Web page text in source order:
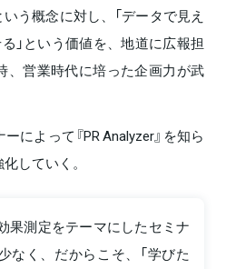
う概念に対し、「データで見え
る」という価値を、地道に広報担
、営業時代に培った企画力が武
によって『PR Analyzer』を知ら
していく。
果測定をテーマにしたセミナ
なく、だからこそ、「学びた